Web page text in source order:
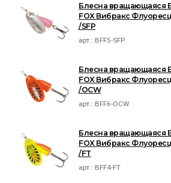
Блесна вращающаяся
FOX Вибракс
/SFP
арт.: BFF5-SFP
Блесна вращающаяся
FOX Вибракс
/OCW
арт.: BFF6-OCW
Блесна вращающаяся
FOX Вибракс
/FT
арт.: BFF4-FT